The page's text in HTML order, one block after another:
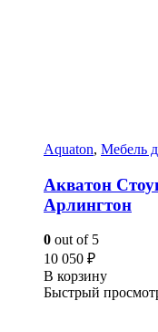
Aquaton, Мебель
Акватон
Арлингтон
0 out of 5
10 050 ₽
В корзину
Быстрый